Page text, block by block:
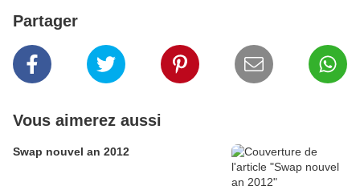
Partager
Vous aimerez aussi
Swap nouvel an 2012